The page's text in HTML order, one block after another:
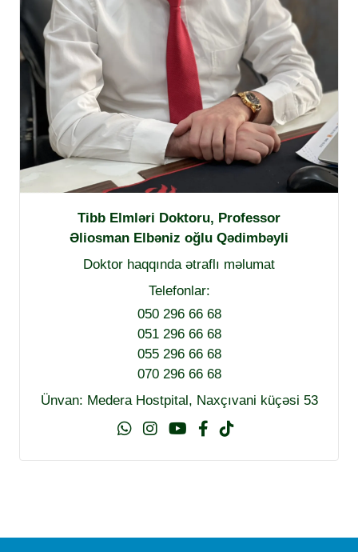
Tibb Elmləri Doktoru, Professor
Əliosman Elbəniz oğlu Qədimbəyli
Doktor haqqında ətraflı məlumat
Telefonlar:
050 296 66 68
051 296 66 68
055 296 66 68
070 296 66 68
Ünvan: Medera Hostpital, Naxçıvani küçəsi 53